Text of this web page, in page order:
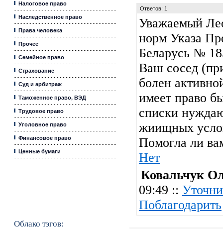
Налоговое право
Наследственное право
Права человека
Прочее
Семейное право
Страхование
Суд и арбитраж
Таможенное право, ВЭД
Трудовое право
Уголовное право
Финансовое право
Ценные бумаги
Облако тэгов:
Ответов: 1
Уважаемый
норм Указа
Беларусь №
Ваш сосед
болен
имеет право
списки
жиищных
Помогла ли
Нет
Ковальчук
09:49 ::
Поблагодарить